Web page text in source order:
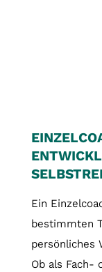
Ein
bestimmten
persönliches
Ob als Fach-